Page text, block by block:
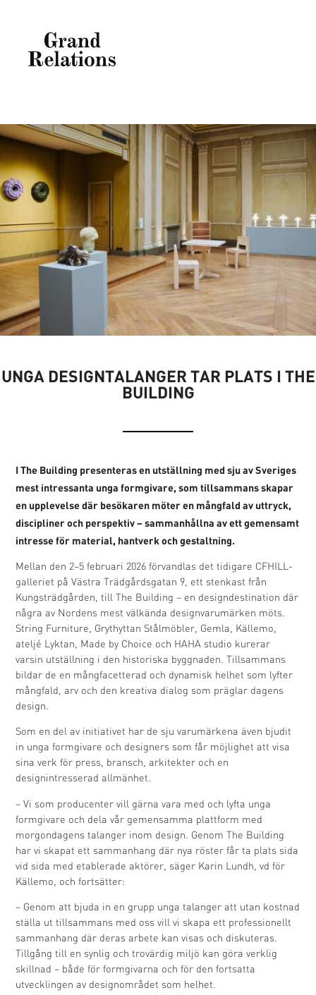
UNGA DESIGNTALANGER TAR PLATS I THE
BUILDING
I The Building presenteras en utställning med sju av Sveriges
mest intressanta unga formgivare, som tillsammans skapar
en upplevelse där besökaren möter en mångfald av uttryck,
discipliner och perspektiv – sammanhållna av ett gemensamt
intresse för material, hantverk och gestaltning.
Mellan den 2–5 februari 2026 förvandlas det tidigare CFHILL-
galleriet på Västra Trädgårdsgatan 9, ett stenkast från
Kungsträdgården, till The Building – en designdestination där
några av Nordens mest välkända designvarumärken möts.
String Furniture, Grythyttan Stålmöbler, Gemla, Källemo,
ateljé Lyktan, Made by Choice och HAHA studio kurerar
varsin utställning i den historiska byggnaden. Tillsammans
bildar de en mångfacetterad och dynamisk helhet som lyfter
mångfald, arv och den kreativa dialog som präglar dagens
design.
Som en del av initiativet har de sju varumärkena även bjudit
in unga formgivare och designers som får möjlighet att visa
sina verk för press, bransch, arkitekter och en
designintresserad allmänhet.
– Vi som producenter vill gärna vara med och lyfta unga
formgivare och dela vår gemensamma plattform med
morgondagens talanger inom design. Genom The Building
har vi skapat ett sammanhang där nya röster får ta plats sida
vid sida med etablerade aktörer, säger Karin Lundh, vd för
Källemo, och fortsätter:
– Genom att bjuda in en grupp unga talanger att utan kostnad
ställa ut tillsammans med oss vill vi skapa ett professionellt
sammanhang där deras arbete kan visas och diskuteras.
Tillgång till en synlig och trovärdig miljö kan göra verklig
skillnad – både för formgivarna och för den fortsatta
utvecklingen av designområdet som helhet.